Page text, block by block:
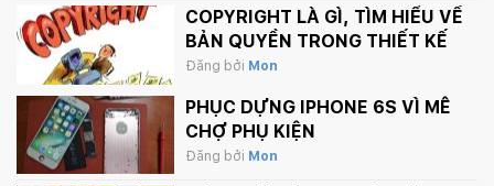
COPYRIGHT LÀ GÌ, TÌM HIỂU VỀ
BẢN QUYỀN TRONG THIẾT KẾ
Đăng bởi Mon
PHỤC DỰNG IPHONE 6S VÌ MÊ
CHỢ PHỤ KIỆN
Đăng bởi Mon